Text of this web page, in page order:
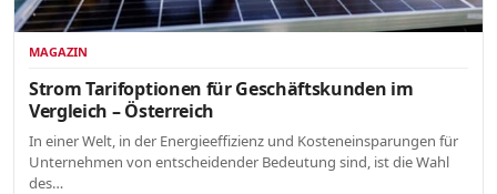
MAGAZIN
Strom Tarifoptionen für Geschäftskunden im
Vergleich – Österreich
In einer Welt, in der Energieeffizienz und Kosteneinsparungen für
Unternehmen von entscheidender Bedeutung sind, ist die Wahl
des…